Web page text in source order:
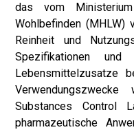
das vom
Wohlbefinden
Reinheit und
Spezifikationen
Lebensmittelzusatze
Substances Control
pharmazeutische